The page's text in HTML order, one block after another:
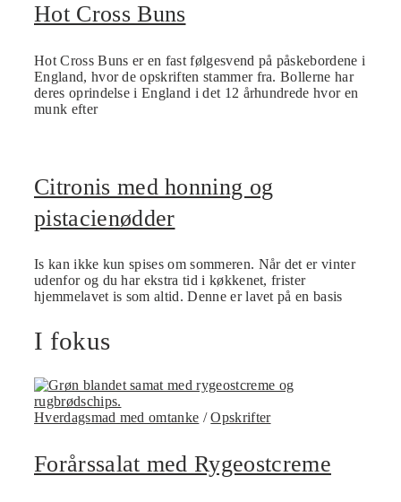
Hot Cross Buns
Hot Cross Buns er en fast følgesvend på påskebordene i
England, hvor de opskriften stammer fra. Bollerne har
deres oprindelse i England i det 12 århundrede hvor en
munk efter
Citronis med honning og
pistacienødder
Is kan ikke kun spises om sommeren. Når det er vinter
udenfor og du har ekstra tid i køkkenet, frister
hjemmelavet is som altid. Denne er lavet på en basis
I fokus
Hverdagsmad med omtanke /Opskrifter
Forårssalat med Rygeostcreme